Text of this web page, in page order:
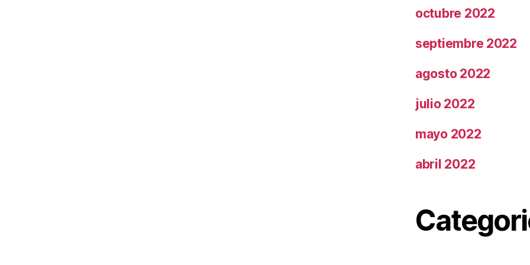
octubre 2022
septiembre 2022
agosto 2022
julio 2022
mayo 2022
abril 2022